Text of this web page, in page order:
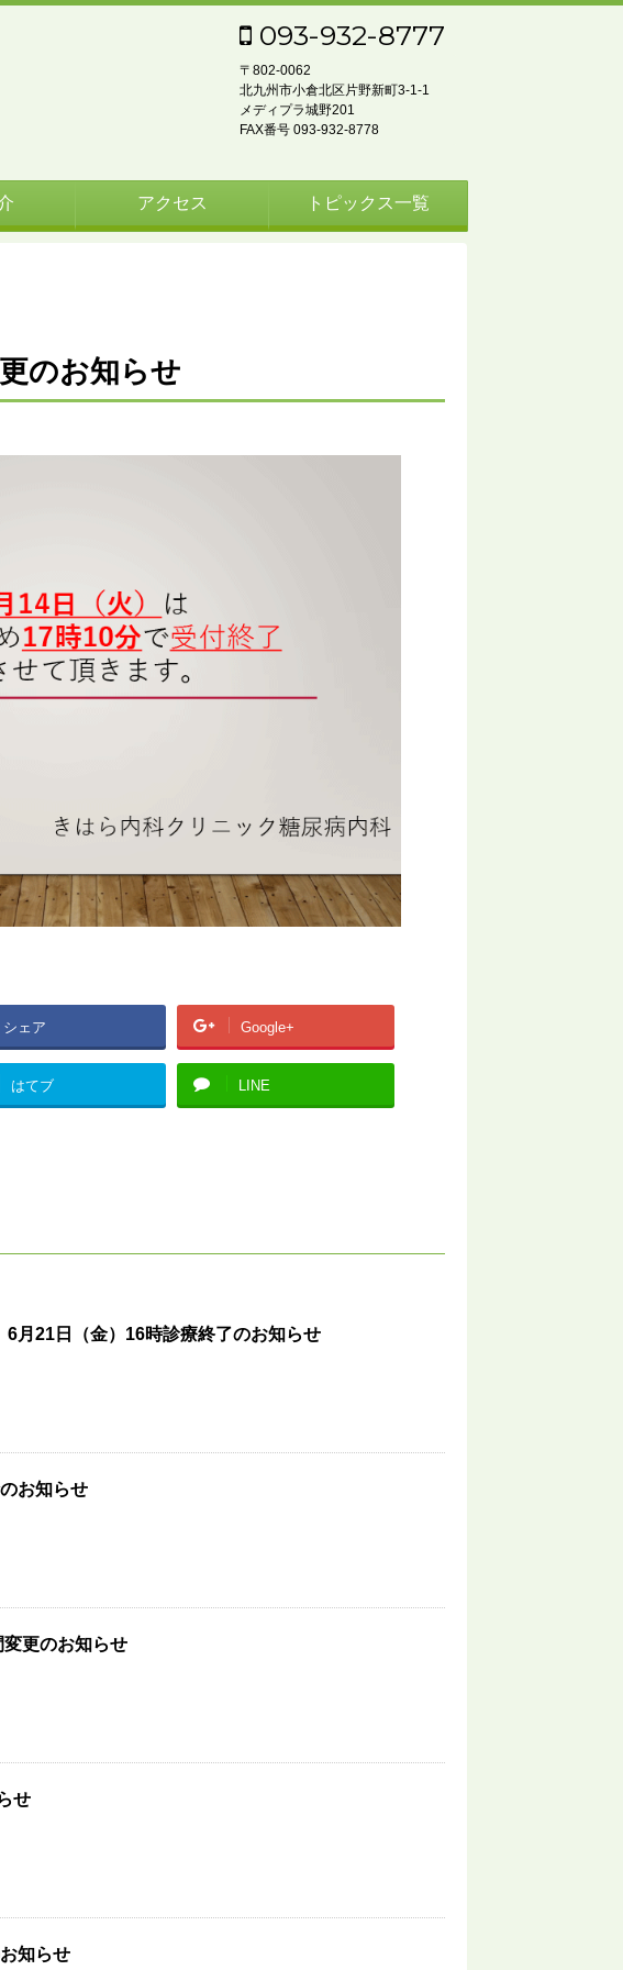
093-932-8777
〒802‐0062
北九州市小倉北区片野新町3-1-1
メディプラ城野201
FAX番号 093-932-8778
アクセス トピックス一覧
のお知らせ
シェア Google+
はてブ LINE
月21日（金）16時診療終了のお知らせ
お知らせ
更のお知らせ
せ
知らせ